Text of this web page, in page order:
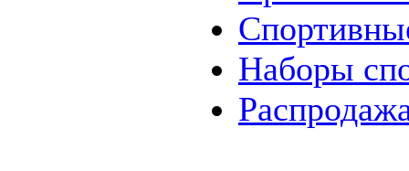
Наборы